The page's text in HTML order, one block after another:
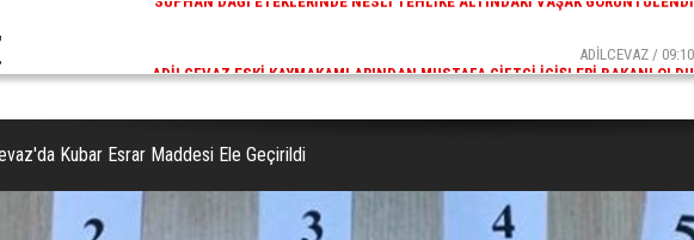
ADILCEVAZ ESKI KAYMAKAMLARINDAN MUSTAFA ÇIFTÇI İÇIŞLERI BAKANI OLDU
Kubar Esrar Maddesi Ele Geçirildi